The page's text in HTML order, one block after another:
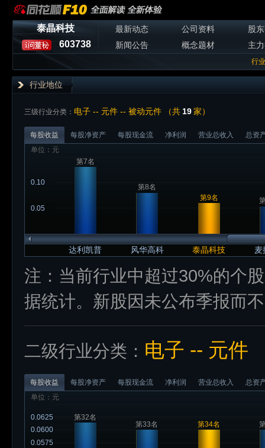
泰晶科技
603738
最新动态 公司资料
股
新闻公告
概念题材 主
行
行业地位
三级行业分类： 电子 -- 元件 -- 被动元件 （共 19家）
每股收益 每股净资产 每股现金流 净利润 营业总收入
总资
单位：元
达利凯普 风华高科 泰晶科技 麦
0.05
0.10
第7名
第8名
第9名
注：当前行业中超过30%的个
据统计。新股因未公布季报而
二级行业分类： 电子 -- 元件
每股收益 每股净资产 每股现金流 净利润 营业总收入
总资
单位：元
0.0575
0.0600
0.0625
第32名
第33名
第34名